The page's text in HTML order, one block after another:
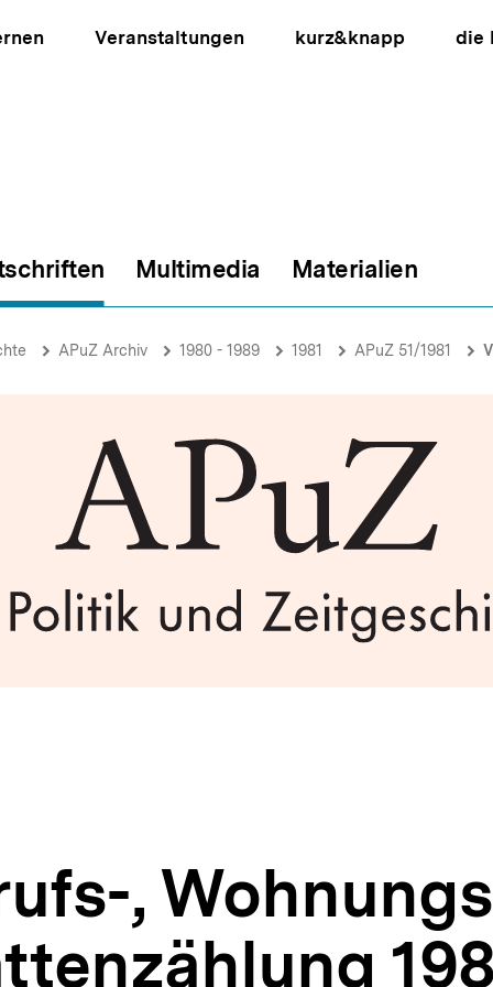
Veranstaltungen kurz&knapp die
Multimedia Materialien
APuZ Archiv 1980 - 1989 1981 APuZ 51/1981
,